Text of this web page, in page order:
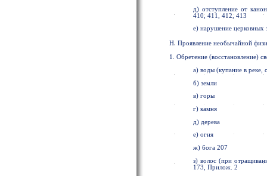
д) отступление от
410, 411, 412, 413
е) нарушение церковных
Н. Проявление необычайной
1. Обретение (восстановление)
а) воды (купание в реке,
б) земли
в) горы
г) камня
д) дерева
е) огня
ж) бога 207
з) волос (при
173, Прилож. 2